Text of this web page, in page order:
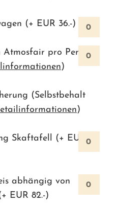
(+ EUR 36.-)
Atmosfair pro Person
)
(Selbstbehalt
)
Skaftafell (+ EUR
abhängig von
EUR 82.-)